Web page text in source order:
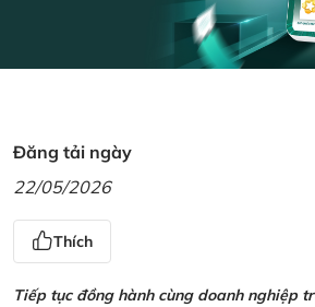
Đăng tải ngày
22/05/2026
Thích
Tiếp tục đồng hành cùng doanh nghiệp